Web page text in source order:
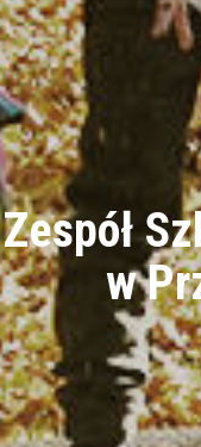
Zespół
w